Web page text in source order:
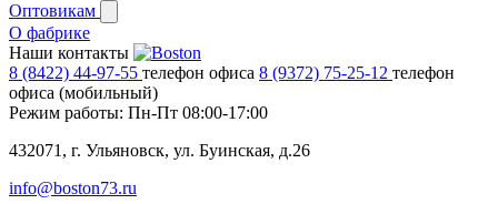
Оптовикам
О фабрике
Наши контакты
8 (8422) 44-97-55 телефон офиса 8 (9372) 75-25-12 телефон
офиса (мобильный)
Режим работы: Пн-Пт 08:00-17:00
432071, г. Ульяновск, ул. Буинская, д.26
info@boston73.ru